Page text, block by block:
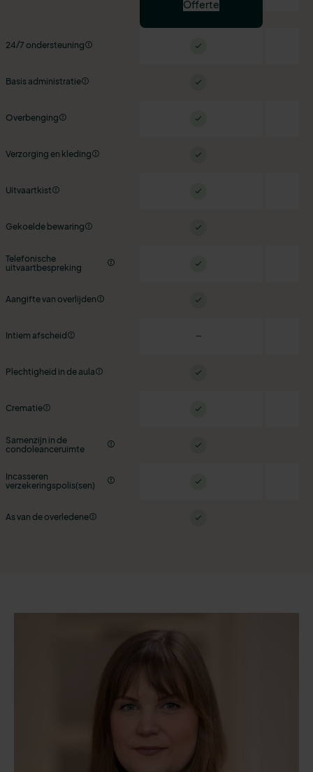
Offerte
24/7 ondersteuning
Basis administratie
Overbenging
Verzorging en kleding
Uitvaartkist
Gekoelde bewaring
Telefonische
uitvaartbespreking
Aangifte van overlijden
Intiem afscheid
Plechtigheid in de aula
Crematie
Samenzijn in de
condoleanceruimte
Incasseren
verzekeringspolis(sen)
As van de overledene